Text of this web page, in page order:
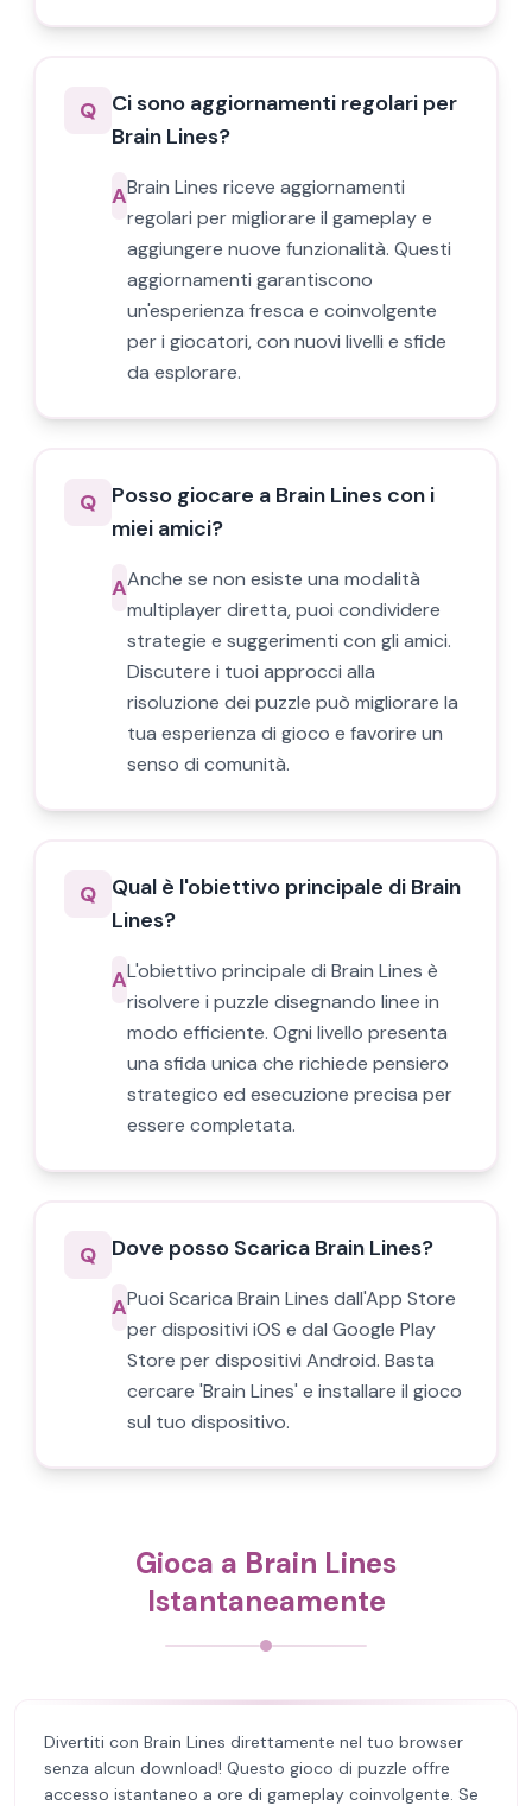
Q Ci sono aggiornamenti regolari per
Brain Lines?
ABrain Lines riceve aggiornamenti
regolari per migliorare il gameplay e
aggiungere nuove funzionalità. Questi
aggiornamenti garantiscono
un'esperienza fresca e coinvolgente
per i giocatori, con nuovi livelli e sfide
da esplorare.
Q Posso giocare a Brain Lines con i
miei amici?
AAnche se non esiste una modalità
multiplayer diretta, puoi condividere
strategie e suggerimenti con gli amici.
Discutere i tuoi approcci alla
risoluzione dei puzzle può migliorare la
tua esperienza di gioco e favorire un
senso di comunità.
Q Qual è l'obiettivo principale di Brain
Lines?
AL'obiettivo principale di Brain Lines è
risolvere i puzzle disegnando linee in
modo efficiente. Ogni livello presenta
una sfida unica che richiede pensiero
strategico ed esecuzione precisa per
essere completata.
Q Dove posso Scarica Brain Lines?
APuoi Scarica Brain Lines dall'App Store
per dispositivi iOS e dal Google Play
Store per dispositivi Android. Basta
cercare 'Brain Lines' e installare il gioco
sul tuo dispositivo.
Gioca a Brain Lines
Istantaneamente
Divertiti con Brain Lines direttamente nel tuo browser
senza alcun download! Questo gioco di puzzle offre
accesso istantaneo a ore di gameplay coinvolgente. Se